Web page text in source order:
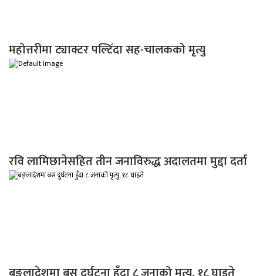
महोत्तरीमा ट्याक्टर पल्टिँदा सह-चालकको मृत्यु
रवि लामिछानेसहित तीन जनाविरुद्ध अदालतमा मुद्दा दर्ता